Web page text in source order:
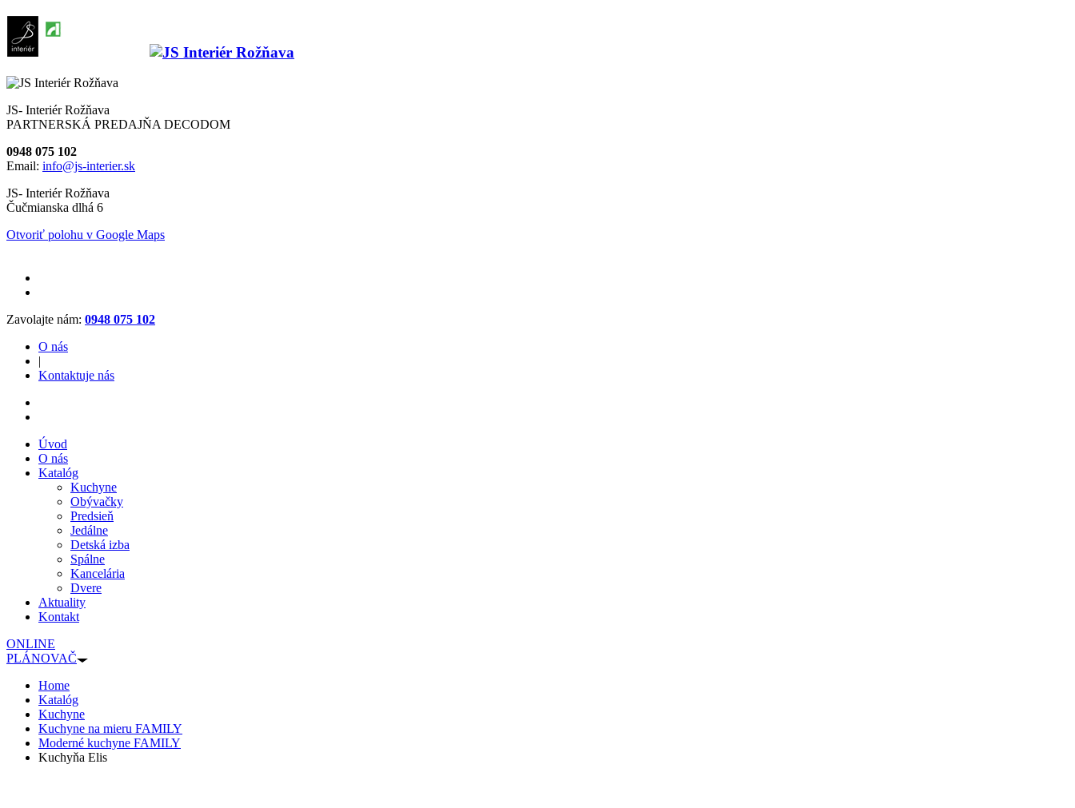
JS- Interiér Rožňava
PARTNERSKÁ PREDAJŇA DECODOM
0948 075 102
Email: info@js-interier.sk
JS- Interiér Rožňava
Čučmianska dlhá 6
Otvoriť polohu v Google Maps
Zavolajte nám: 0948 075 102
O nás
|
Kontaktuje nás
Úvod
O nás
Katalóg
Kuchyne
Obývačky
Predsieň
Jedálne
Detská izba
Spálne
Kancelária
Dvere
Aktuality
Kontakt
ONLINE
PLÁNOVAČ
Home
Katalóg
Kuchyne
Kuchyne na mieru FAMILY
Moderné kuchyne FAMILY
Kuchyňa Elis